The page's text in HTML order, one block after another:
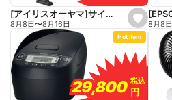
e
s
e
t
a
v
o
r
i
[アイリスオーヤマ]サイクロン式スティッククリーナー
8月8日〜8月16日 8月8日
Hot Item
29,800
29,800 税込
税込
円
円